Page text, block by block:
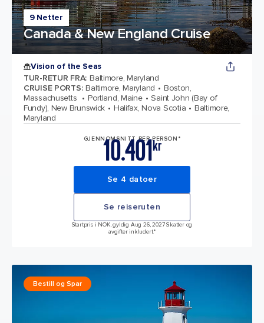
9 Netter
Canada & New England Cruise
Vision of the Seas
TUR-RETUR FRA: Baltimore, Maryland
CRUISE PORTS: Baltimore, Maryland
Boston,
Massachusetts
Portland, Maine
Saint John (Bay of
Fundy), New Brunswick
Halifax, Nova Scotia
Baltimore,
Maryland
GJENNOMSNITT PER PERSON*
kr
10.401
Se 4 datoer
Se reiseruten
Startpris i NOK, gyldig Aug 26, 2027 Skatter og
avgifter inkludert.*
Bestill og Spar